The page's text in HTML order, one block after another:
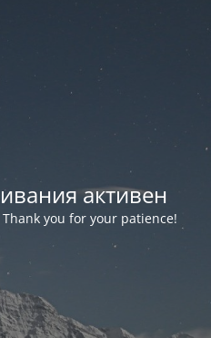
активен
you for your patience!